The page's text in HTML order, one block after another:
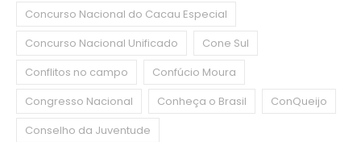
Concurso Nacional do Cacau Especial
Concurso Nacional Unificado
Cone Sul
Conflitos no campo
Confúcio Moura
Congresso Nacional
Conheça o Brasil
ConQueijo
Conselho da Juventude